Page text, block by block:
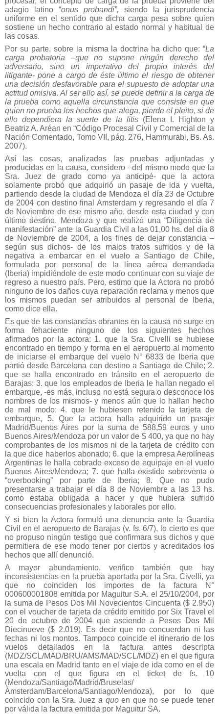
adagio latino “onus probandi”, siendo la jurisprudencia
uniforme en el sentido que dicha carga pesa sobre quien
sostiene un hecho contrario al estado normal y habitual de
las cosas.
Por su parte, sobre la misma la doctrina ha dicho que: “La
carga probatoria –que no supone ningún derecho del
adversario, sino un imperativo del propio interés del
litigante- pone a cargo de éste último el riesgo de obtener
una decisión desfavorable para el supuesto de adoptar una
actitud omisiva. Al ser ello así, se puede definir a la carga de
la prueba como aquella circunstancia que consiste en que
quien no prueba los hechos que alega, pierde el pleito, si de
ello dependiera la suerte de la litis (Elena I. Highton y
Beatriz A. Aréan en “Código Procesal Civil y Comercial de la
Nación Comentado, Tomo VII, pág. 276, Hammurabi, Bs. As.
2007).
Así las cosas, analizadas las pruebas adjuntadas y
producidas en la causa, considero –del mismo modo que la
Sra. Juez de grado como ya anticipé- que la actora
solamente probó que adquirió un pasaje de ida y vuelta,
partiendo desde la ciudad de Mendoza el día 23 de Octubre
de 2004 con destino final Amsterdam y regresando el día 7
de Noviembre de ese mismo año, desde esta ciudad y con
último destino, Mendoza y que realizó una “Diligencia de
manifestación” ante la Guardia Civil a las 01,00 hs. del día 8
de Noviembre de 2004, a los fines de dejar constancia –
según sus dichos- de los malos tratos sufridos y de la
negativa a embarcar en el vuelo a Santiago de Chile,
formulada por personal de la línea aérea demandada
(Iberia) impidiéndole de este modo continuar con su viaje de
regreso a nuestro país. Pero, estimo que la Actora no probó
ninguno de los daños cuya reparación reclama y menos que
los mismos puedan ser atribuidos al personal de Iberia,
como dice ella.
Es que de las constancias obrantes en la causa no surge en
forma fehaciente ninguno de los siguientes hechos
afirmados por la actora: 1. que la Sra. Civelli se hubiese
encontrado en tiempo y forma en el aeropuerto al momento
de iniciarse el embarque del vuelo N° 6833 de Iberia que
partió desde Barcelona con destino a Santiago de Chile; 2.
que se halla encontrado en tránsito en el aeropuerto de
Barajas; 3. que los empleados de Iberia le hallan negado el
embarque, -es más, incluso no está segura o desconoce los
nombres de los mismos- y menos aún que lo hallan hecho
de mal modo; 4. que le hubiesen retenido la tarjeta de
embarque, 5. Que la actora halla adquirido un pasaje
Madrid/Buenos Aires por la suma de 588,59 euros y uno
Buenos Aires/Mendoza por un valor de $ 400, ya que no hay
comprobantes de los mismos ni de la tarjeta de crédito con
la que dice haberlos abonado; 6. que la empresa Aerolíneas
Argentinas le halla cobrado exceso de equipaje en el vuelo
Buenos Aires/Mendoza; 7. que halla existido sobreventa o
“overbooking” por parte de Iberia; 8. Que no pudo
presentarse a trabajar el día 8 de Noviembre a las 13 hs.
como estaba obligada a hacer y que hubiera sufrido
consecuencias profesionales y laborales por ello.
Y si bien la Actora formuló una denuncia ante la Guardia
Civil en el aeropuerto de Barajas (v. fs. 6/7), lo cierto es que
no propuso ningún testigo que confirmara sus dichos y que
permitiera de ese modo tener por ciertos y acreditados los
hechos que allí denunció.
A mayor abundamiento, verifico también que hay
inconsistencias en la prueba aportada por la Sra. Civelli, ya
que no coinciden los importes de la factura N°
000600001808 emitida por Maguitur S.A. el 25/10/2004, por
la suma de Pesos Dos Mil Novecientos Cincuenta ($ 2.950)
con el voucher de tarjeta de crédito emitido por Six Travel el
20 de octubre de 2004 que asciende a Pesos Dos Mil
Diecinueve ($ 2.019). Es decir que no concuerdan ni las
fechas ni los montos. Tampoco coincide el itinerario de los
vuelos detallados en la factura antes descripta
(MDZ/SCL/MAD/BRU/AMS/MAD/SCL/MDZ) en el que figura
una escala en Madrid tanto en el viaje de ida como en el de
vuelta con el que figura en el ticket de fs. 10
(Mendoza/Santiago/Madrid/Bruselas/
Ámsterdam/Barcelona/Santiago/Mendoza), por lo que
coincido con la Sra. Juez a quoen que no se puede tener
por válida la factura emitida por Maguitur SA.